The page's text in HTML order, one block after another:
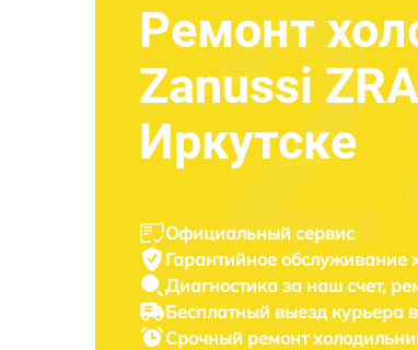
Ремонт
Zanussi
Иркутске
Официальный сервис
Гарантийное обслуживание
Диагностика за наш счет,
Бесплатный выезд курьера
Срочный ремонт